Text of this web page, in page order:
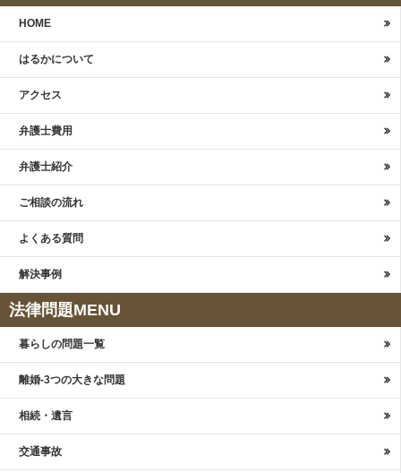
HOME
はるかについて
アクセス
弁護士費用
弁護士紹介
ご相談の流れ
よくある質問
解決事例
法律問題MENU
暮らしの問題一覧
離婚-3つの大きな問題
相続・遺言
交通事故